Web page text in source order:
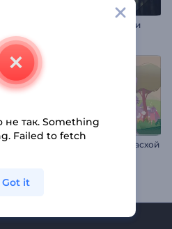
Металлические заголовки
Видеопоздравление: С Пасхой
не так. Something
Failed to fetch
Got it